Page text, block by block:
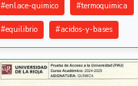
#enlace-quimico #termoquimica
#equilibrio #acidos-y-bases